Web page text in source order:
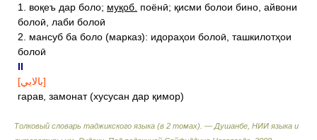
1. воқеъ дар боло; муқоб. поёнӣ; қисми болои бино, айвони
болоӣ, лаби болоӣ
2. мансуб ба боло (марказ): идораҳои болоӣ, ташкилотҳои
болоӣ
II
[بالايي]
гарав, замонат (хусусан дар қимор)
Толковый словарь таджикского языка (в 2 томах). — Душанбе, НИИ языка и